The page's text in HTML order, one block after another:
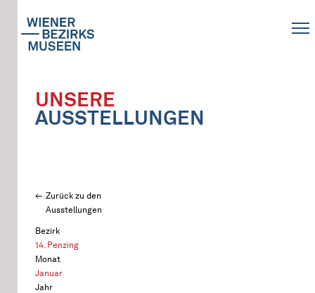
UNSERE
AUSSTELLUNGEN
Zurück zu den
Ausstellungen
Bezirk
14. Penzing
Monat
Januar
Jahr